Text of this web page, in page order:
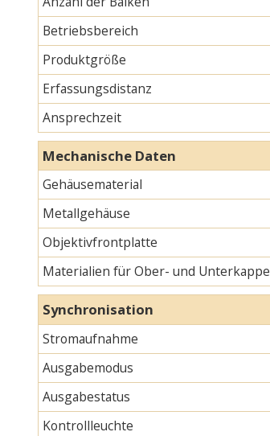
Betriebsbereich
Produktgröße
Erfassungsdistanz
Ansprechzeit
Mechanische Daten
Gehäusematerial
Metallgehäuse
Objektivfrontplatte
Materialien für Ober- und Unterkappe
Synchronisation
Stromaufnahme
Ausgabemodus
Ausgabestatus
Kontrollleuchte